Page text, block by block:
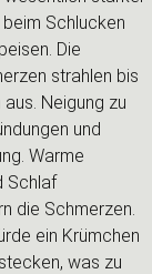
Schlucken
Die
strahlen bis
aus. Neigung zu
und
Warme
Schlaf
die Schmerzen.
ein Krümchen
was zu